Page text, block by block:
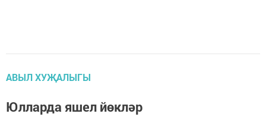
АВЫЛ ХУҖАЛЫГЫ
Юлларда яшел йөкләр